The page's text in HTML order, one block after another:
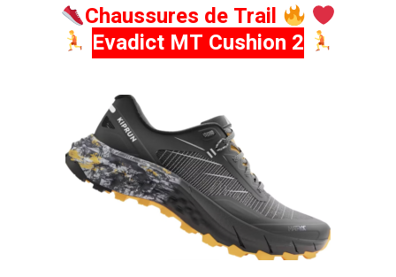
Chaussures de Trail
Evadict MT Cushion 2